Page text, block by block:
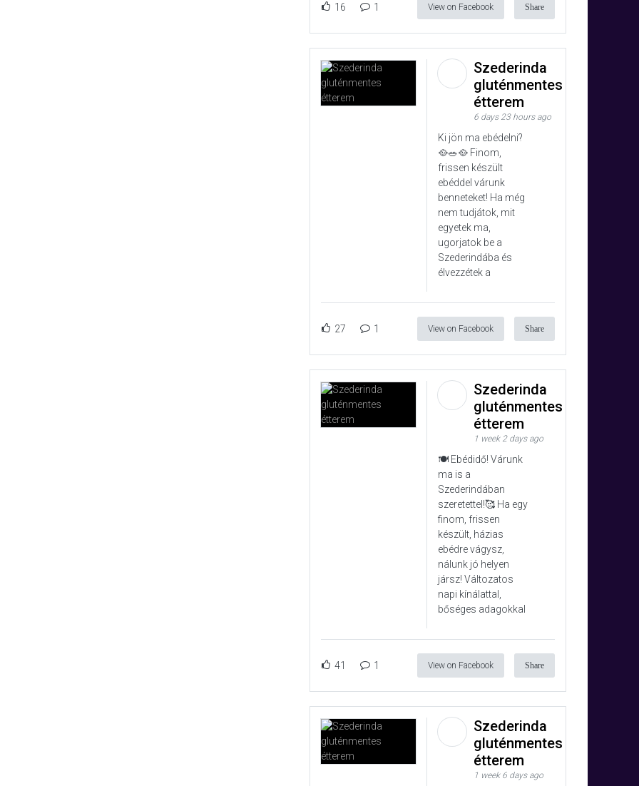
16 1 View on Facebook Share
Szederinda
gluténmentes
étterem
6 days 23 hours ago
Ki jön ma ebédelni?
🥘🥗🥘 Finom,
frissen készült
ebéddel várunk
benneteket! Ha még
nem tudjátok, mit
egyetek ma,
ugorjatok be a
Szederindába és
élvezzétek a
27 1 View on Facebook Share
Szederinda
gluténmentes
étterem
1 week 2 days ago
🍽️ Ebédidő! Várunk
ma is a
Szederindában
szeretettel!🥰 Ha egy
finom, frissen
készült, házias
ebédre vágysz,
nálunk jó helyen
jársz! Változatos
napi kínálattal,
bőséges adagokkal
41 1 View on Facebook Share
Szederinda
gluténmentes
étterem
1 week 6 days ago